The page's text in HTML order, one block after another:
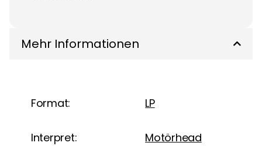
Mehr Informationen
Format: LP
Interpret: Motörhead